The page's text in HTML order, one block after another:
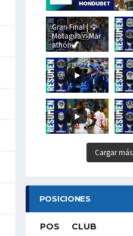
Gran Final | 🦅
Motagua🆚Mar
athón🦖
#LigaHondubet
Cargar más
POSICIONES
POS CLUB